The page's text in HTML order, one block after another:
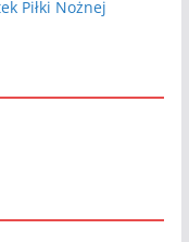
Piłki Nożnej